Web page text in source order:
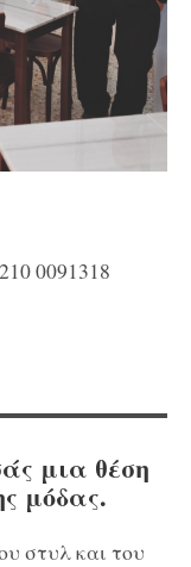
0091318
μια θέση
μόδας.
στυλ και του